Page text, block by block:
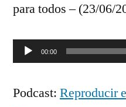
para todos – (23/06/
Reproductor
audio
00:00
Podcast: Reproducir